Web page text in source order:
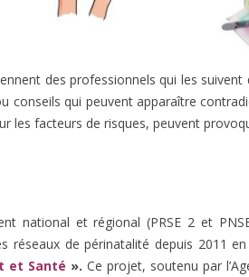
des professionnels qui les
qui peuvent apparaître
facteurs de risques, peuvent
national et régional (PRSE 2 et
réseaux de périnatalité depuis 2011
et Santé ». Ce projet, soutenu par